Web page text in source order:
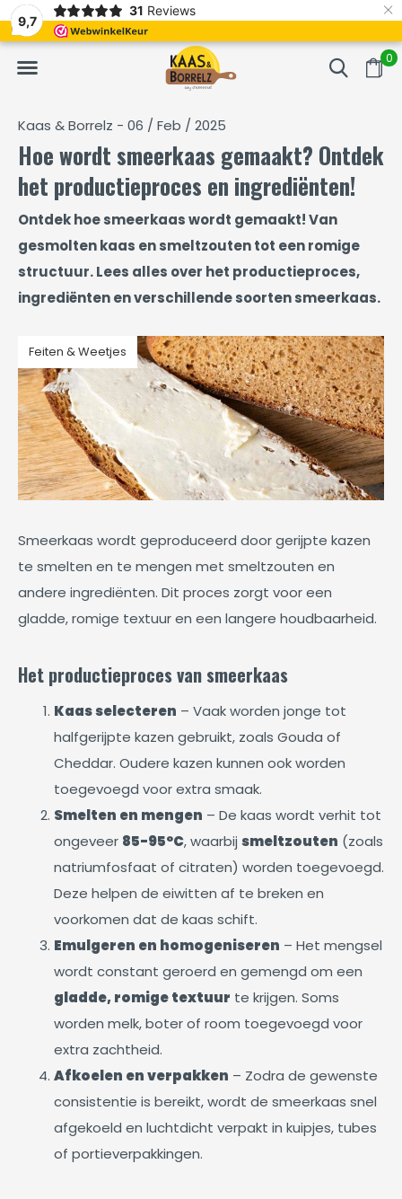
9,7
31 Reviews ×
0
Vers van het mes en gevacumeerd Vaak volgende
Kaas & Borrelz - 06 / Feb / 2025
Hoe wordt smeerkaas gemaakt? Ontdek
het productieproces en ingrediënten!
Ontdek hoe smeerkaas wordt gemaakt! Van
gesmolten kaas en smeltzouten tot een romige
structuur. Lees alles over het productieproces,
ingrediënten en verschillende soorten smeerkaas.
Feiten & Weetjes
Smeerkaas wordt geproduceerd door gerijpte kazen
te smelten en te mengen met smeltzouten en
andere ingrediënten. Dit proces zorgt voor een
gladde, romige textuur en een langere houdbaarheid.
Het productieproces van smeerkaas
Kaas selecteren – Vaak worden jonge tot
halfgerijpte kazen gebruikt, zoals Gouda of
Cheddar. Oudere kazen kunnen ook worden
toegevoegd voor extra smaak.
Smelten en mengen – De kaas wordt verhit tot
ongeveer 85-95°C, waarbij smeltzouten (zoals
natriumfosfaat of citraten) worden toegevoegd.
Deze helpen de eiwitten af te breken en
voorkomen dat de kaas schift.
Emulgeren en homogeniseren – Het mengsel
wordt constant geroerd en gemengd om een
gladde, romige textuur te krijgen. Soms
worden melk, boter of room toegevoegd voor
extra zachtheid.
Afkoelen en verpakken – Zodra de gewenste
consistentie is bereikt, wordt de smeerkaas snel
afgekoeld en luchtdicht verpakt in kuipjes, tubes
of portieverpakkingen.